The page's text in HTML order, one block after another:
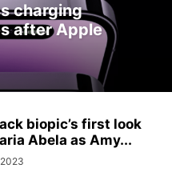
charging
after Apple
biopic’s first look
Abela as Amy...